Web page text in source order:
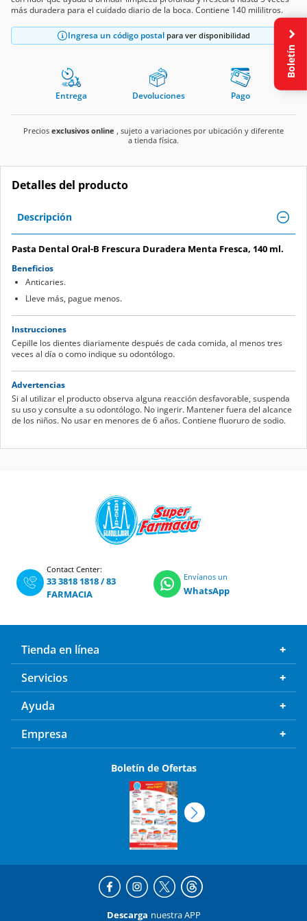
más duradera para el cuidado diario de la boca. Contiene 140 mililitros.
Ingresa un código postal para ver disponibilidad
Entrega Devoluciones Pago
Precios exclusivos online , sujeto a variaciones por ubicación y diferente
a tienda física.
Detalles del producto
Descripción
Pasta Dental Oral-B Frescura Duradera Menta Fresca, 140 ml.
Beneficios
Anticaries.
Lleve más, pague menos.
Instrucciones
Cepille los dientes diariamente después de cada comida, al menos tres
veces al día o como indique su odontólogo.
Advertencias
Si al utilizar el producto observa alguna reacción desfavorable, suspenda
su uso y consulte a su odontólogo. No ingerir. Mantener fuera del alcance
de los niños. No usar en menores de 6 años. Contiene fluoruro de sodio.
Contact Center:
33 3818 1818/83
FARMACIA
Envíanos un
WhatsApp
Tienda en línea
Servicios
Ayuda
Empresa
Boletín de Ofertas
Descarga nuestra APP
Boletín